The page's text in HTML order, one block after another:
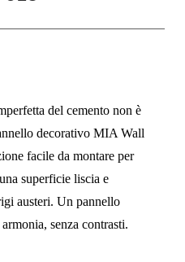
del cemento non è
decorativo MIA Wall
facile da montare per
superficie liscia e
austeri. Un pannello
senza contrasti.